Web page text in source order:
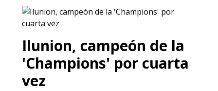
Ilunion, campeón de la
'Champions' por cuarta
vez